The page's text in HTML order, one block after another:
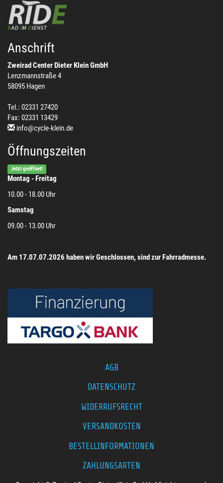
Anschrift
Zweirad Center Dieter Klein GmbH
Lenzmannstraße 4
58095 Hagen
Tel.: 02331 27420
Fax: 02331 13429
info@cycle-klein.de
Öffnungszeiten
Jetzt geöffnet!
Montag - Freitag
10.00 - 18.00 Uhr
Samstag
09.00 - 13.00 Uhr
Am 17.07.07.2026 haben wir Geschlossen, sind zur Fahrradmesse.
AGB
DATENSCHUTZ
WIDERRUFSRECHT
VERSANDKOSTEN
BESTELLINFORMATIONEN
ZAHLUNGSARTEN